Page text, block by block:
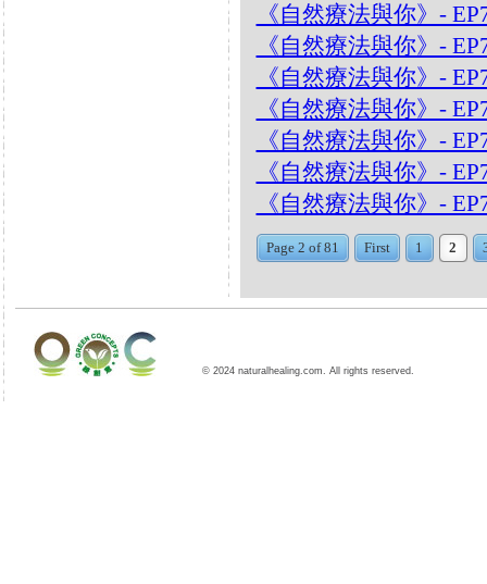
《自然療法與你》-
《自然療法與你》-
《自然療法與你》-
《自然療法與你》-
《自然療法與你》-
《自然療法與你》-
《自然療法與你》-
Page 2 of 81 First 1 2
© 2024 naturalhealing.com. All rights reserved.